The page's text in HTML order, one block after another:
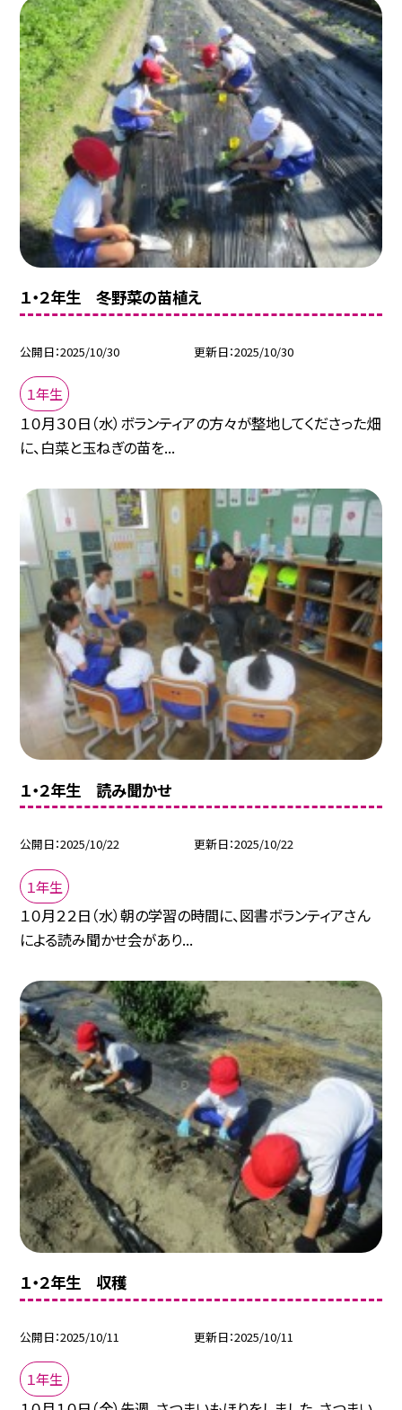
１・２年生 冬野菜の苗植え
公開日 2025/10/30 更新日 2025/10/30
１年生
１０月３０日（水）ボランティアの方々が整地してくださった畑
に、白菜と玉ねぎの苗を...
１・２年生 読み聞かせ
公開日 2025/10/22 更新日 2025/10/22
１年生
１０月２２日（水）朝の学習の時間に、図書ボランティアさん
による読み聞かせ会があり...
１・２年生 収穫
公開日 2025/10/11 更新日 2025/10/11
１年生